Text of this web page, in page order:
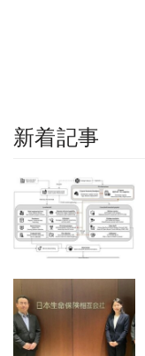
新着記事